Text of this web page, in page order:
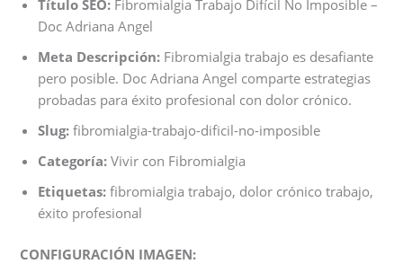
Título SEO: Fibromialgia Trabajo Difícil No Imposible –
Doc Adriana Angel
Meta Descripción: Fibromialgia trabajo es desafiante
pero posible. Doc Adriana Angel comparte estrategias
probadas para éxito profesional con dolor crónico.
Slug: fibromialgia-trabajo-dificil-no-imposible
Categoría: Vivir con Fibromialgia
Etiquetas: fibromialgia trabajo, dolor crónico trabajo,
éxito profesional
CONFIGURACIÓN IMAGEN: